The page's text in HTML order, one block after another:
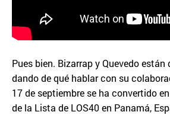
Pues bien. Bizarrap y Quevedo
dando de qué hablar con su
17 de septiembre se ha convertido
de la Lista de LOS40 en Panamá,